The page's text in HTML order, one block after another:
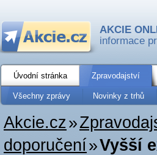
AKCIE
informace
Úvodní stránka Zpravodajství
Všechny zprávy Novinky z trhů
Akcie.cz»
doporučení»Vyšší